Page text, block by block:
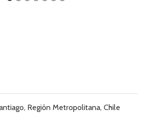
Región Metropolitana, Chile